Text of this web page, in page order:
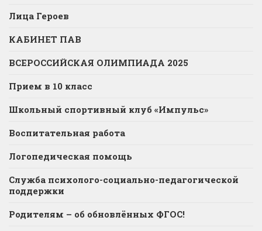
Лица Героев
КАБИНЕТ ПАВ
ВСЕРОССИЙСКАЯ ОЛИМПИАДА 2025
Прием в 10 класс
Школьный спортивный клуб «Импульс»
Воспитательная работа
Логопедическая помощь
Служба психолого-социально-педагогической
поддержки
Родителям – об обновлённых ФГОС!